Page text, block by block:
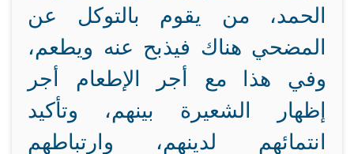
الحمد، من يقوم بالتوكل عن
المضحي هناك فيذبح عنه ويطعم،
وفي هذا مع أجر الإطعام أجر
إظهار الشعيرة بينهم، وتأكيد
انتمائهم لدينهم، وارتباطهم